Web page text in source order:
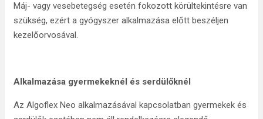
Máj- vagy vesebetegség esetén fokozott körültekintésre van
szükség, ezért a gyógyszer alkalmazása előtt beszéljen
kezelőorvosával.
Alkalmazása gyermekeknél és serdülőknél
Az Algoflex Neo alkalmazásával kapcsolatban gyermekek és